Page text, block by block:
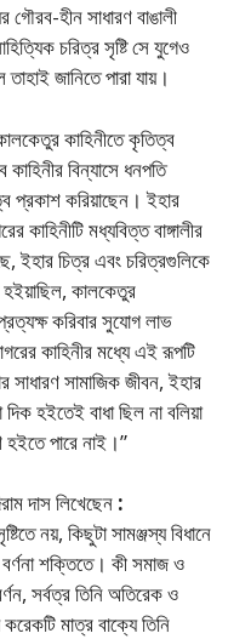
হীন সাধারণ বাঙালী
চরিত্র সৃষ্টি সে যুগেও
জানিতে পারা যায়।
কাহিনীতে কৃতিত্ব
বিন্যাসে ধনপতি
প্রকাশ করিয়াছেন। ইহার
কাহিনীটি মধ্যবিত্ত বাঙ্গালীর
ইহার চিত্র এবং চরিত্রগুলিকে
হইয়াছিল, কালকেতুর
করিবার সুযোগ লাভ
কাহিনীর মধ্যে এই রূপটি
সাধারণ সামাজিক জীবন, ইহার
হইতেই বাধা ছিল না বলিয়া
হইতে পারে নাই।”
দাস লিখেছেন :
নয়, কিছুটা সামঞ্জস্য বিধানে
শক্তিতে। কী সমাজ ও
সর্বত্র তিনি অতিরেক ও
মাত্র বাক্যে তিনি